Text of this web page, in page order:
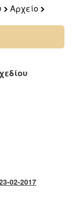
Αρχείο
02-2017